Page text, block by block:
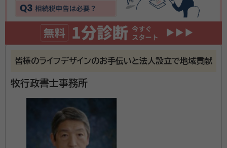
分かりやすかったです。分からないことも何でも教えてくれてありがたか
ったです。
契約後の感想
契約後は、連絡ないので良くわかりません。2〜3ヶ月位かかるみたいだ
ったので何かあれば連絡はあると思います。
死、そしてそこで必ず起こるのが「相続」です。 自分の死
れません。 しかし、相続は自らの死後のためだけに考え
るもの、とは私は思いません。 相続税や遺産の分割に悩
まされることだけが相続ではないのです。 自分がどの
行政書士
皆様のライフデザインのお手伝いと法人設立で地域貢献
牧行政書士事務所